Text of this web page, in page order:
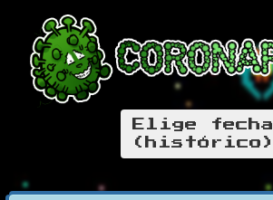
Elige fecha
(histórico)